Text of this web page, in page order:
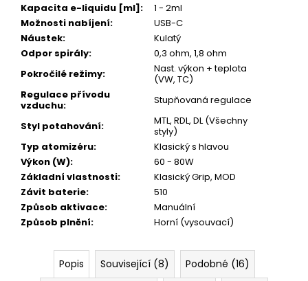
Kapacita e-liquidu [ml]:
1 - 2ml
Možnosti nabíjení:
USB-C
Náustek:
Kulatý
Odpor spirály:
0,3 ohm, 1,8 ohm
Pokročilé režimy:
Nast. výkon + teplota
(VW, TC)
Regulace přívodu
vzduchu:
Stupňovaná regulace
Styl potahování:
MTL, RDL, DL (Všechny
styly)
Typ atomizéru:
Klasický s hlavou
Výkon (W):
60 - 80W
Základní vlastnosti:
Klasický Grip, MOD
Závit baterie:
510
Způsob aktivace:
Manuální
Způsob plnění: Horní (vysouvací)
Popis Související (8)
Podobné (16)